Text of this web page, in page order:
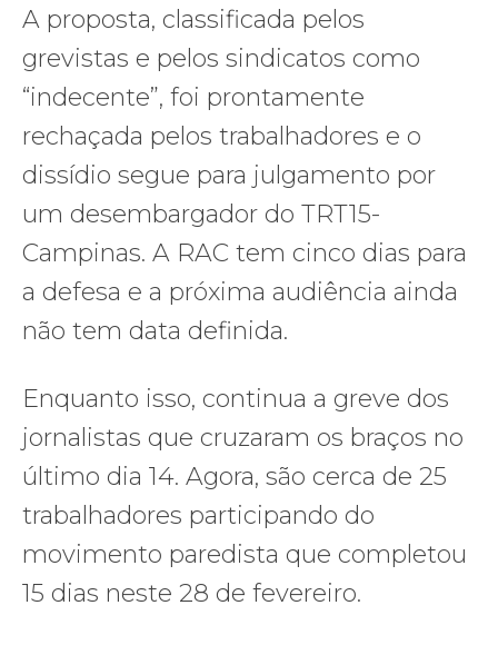
A proposta, classificada pelos
grevistas e pelos sindicatos como
“indecente”, foi prontamente
rechaçada pelos trabalhadores e o
dissídio segue para julgamento por
um desembargador do TRT15-
Campinas. A RAC tem cinco dias para
a defesa e a próxima audiência ainda
não tem data definida.
Enquanto isso, continua a greve dos
jornalistas que cruzaram os braços no
último dia 14. Agora, são cerca de 25
trabalhadores participando do
movimento paredista que completou
15 dias neste 28 de fevereiro.